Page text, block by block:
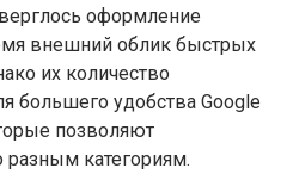
оформление
внешний облик быстрых
их количество
большего удобства Google
позволяют
разным категориям.